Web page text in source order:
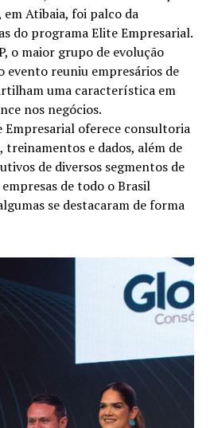
Atibaia, foi palco da
do programa Elite Empresarial.
o maior grupo de evolução
evento reuniu empresários de
uma característica em
nos negócios.
Empresarial oferece consultoria
e dados, além de
de diversos segmentos de
de todo o Brasil
se destacaram de forma